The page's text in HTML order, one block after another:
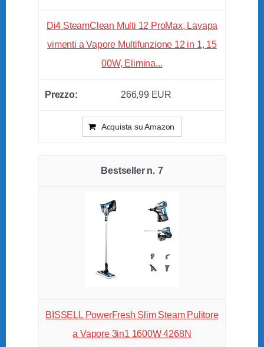
Di4 SteamClean Multi 12 ProMax, Lavapa
vimenti a Vapore Multifunzione 12 in 1, 15
00W, Elimina...
266,99 EUR
Acquista su Amazon
7
BISSELL PowerFresh Slim Steam Pulitore
a Vapore 3in1 1600W 4268N